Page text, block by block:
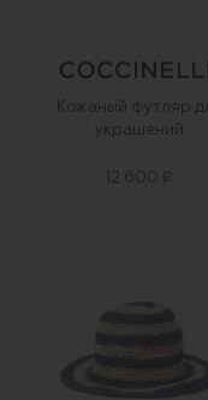
Кожаный футляр
украшений
12 600 ₽